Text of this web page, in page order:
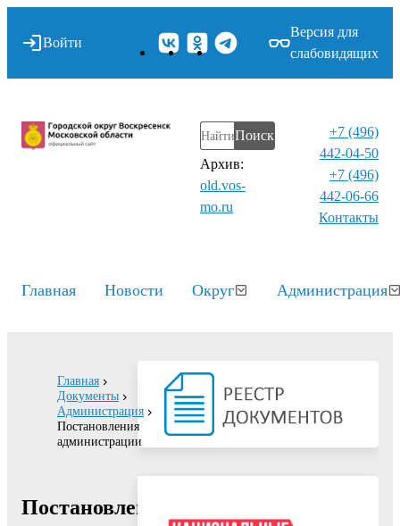
Войти
Версия для
слабовидящих
Поиск
Архив:
old.vos-
mo.ru
+7 (496)
442-04-50
+7 (496)
442-06-66
Контакты⁠
Главная Новости Округ Администрация
Главная
Документы
Администрация
Постановления
администрации
Постановление